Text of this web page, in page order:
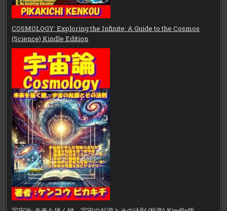
COSMOLOGY: Exploring the Infinite: A Guide to the Cosmos
(Science) Kindle Edition